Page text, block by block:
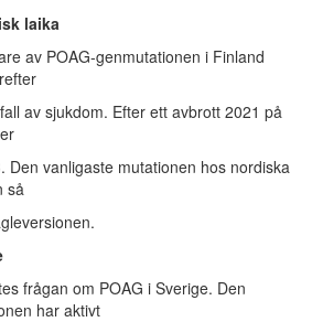
laika
av POAG-genmutationen i Finland
av sjukdom. Efter ett avbrott 2021 på
Den vanligaste mutationen hos nordiska
så
frågan om POAG i Sverige. Den
har aktivt